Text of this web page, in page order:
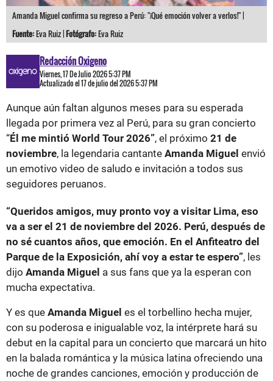
Amanda Miguel confirma su regreso a Perú: "¡Qué emoción volver a verlos!" |
Fuente:Eva Ruiz |Fotógrafo:Eva Ruiz
Redacción Oxigeno
Viernes, 17 De Julio 2026 5:37 PM
Actualizado el 17 de julio del 2026 5:37 PM
Aunque aún faltan algunos meses para su esperada
llegada por primera vez al Perú, para su gran concierto
“Él me mintió World Tour 2026”, el próximo 21 de
noviembre, la legendaria cantante Amanda Miguel envió
un emotivo video de saludo e invitación a todos sus
seguidores peruanos.
“Queridos amigos, muy pronto voy a visitar Lima, eso
va a ser el 21 de noviembre del 2026. Perú, después de
no sé cuantos años, que emoción. En el Anfiteatro del
Parque de la Exposición, ahí voy a estar te espero”, les
dijo Amanda Miguel a sus fans que ya la esperan con
mucha expectativa.
Y es que Amanda Miguel es el torbellino hecha mujer,
con su poderosa e inigualable voz, la intérprete hará su
debut en la capital para un concierto que marcará un hito
en la balada romántica y la música latina ofreciendo una
noche de grandes canciones, emoción y producción de